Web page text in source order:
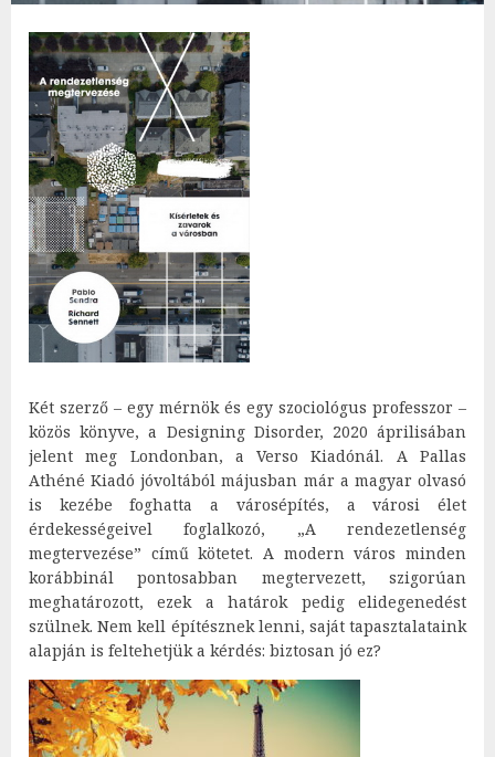
Két szerző – egy mérnök és egy szociológus professzor –
közös könyve, a Designing Disorder, 2020 áprilisában
jelent meg Londonban, a Verso Kiadónál. A Pallas
Athéné Kiadó jóvoltából májusban már a magyar olvasó
is kezébe foghatta a városépítés, a városi élet
érdekességeivel foglalkozó, „A rendezetlenség
megtervezése” című kötetet. A modern város minden
korábbinál pontosabban megtervezett, szigorúan
meghatározott, ezek a határok pedig elidegenedést
szülnek. Nem kell építésznek lenni, saját tapasztalataink
alapján is feltehetjük a kérdés: biztosan jó ez?